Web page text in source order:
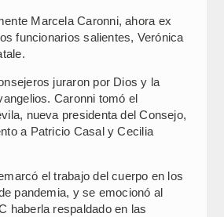
Marcela Caronni, ahora ex
funcionarios salientes, Verónica
juraron por Dios y la
Caronni tomó el
nueva presidenta del Consejo,
a Patricio Casal y Cecilia
el trabajo del cuerpo en los
pandemia, y se emocionó al
haberla respaldado en las